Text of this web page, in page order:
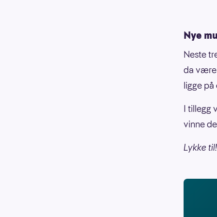
Nye
Neste
da
ligge på
I tillegg
vinne
Lykke til!